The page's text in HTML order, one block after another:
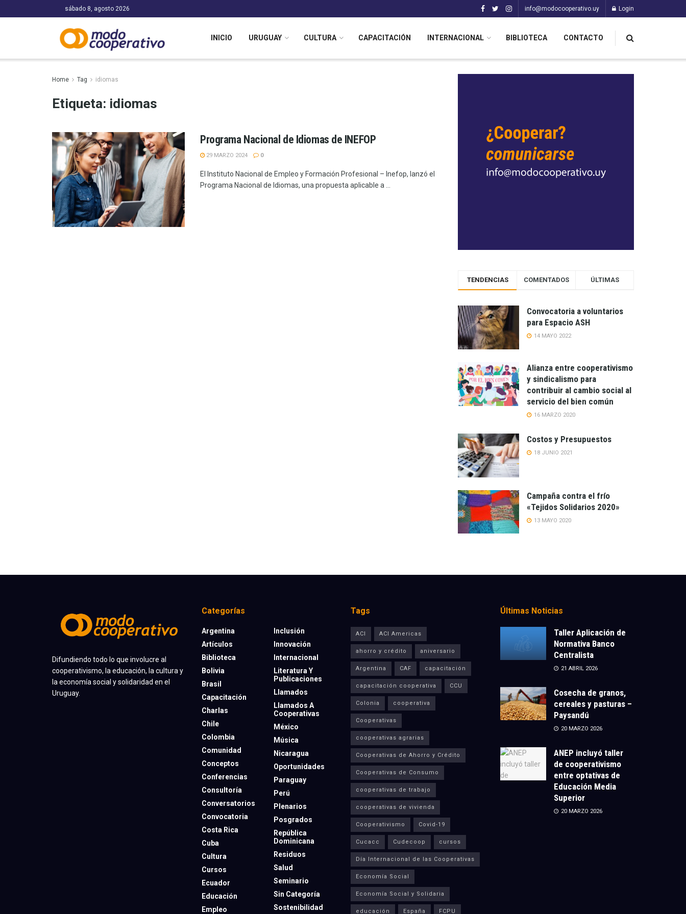
sábado 8, agosto 2026 info@modocooperativo.uy Login
INICIO URUGUAY CULTURA CAPACITACIÓN INTERNACIONAL BIBLIOTECA CONTACTO
Home Tag idiomas
Etiqueta: idiomas
Programa Nacional de Idiomas de INEFOP
29 MARZO 2024 0
El Instituto Nacional de Empleo y Formación Profesional – Inefop, lanzó el
Programa Nacional de Idiomas, una propuesta aplicable a ...
TENDENCIAS COMENTADOS ÚLTIMAS
Convocatoria a voluntarios
para Espacio ASH
14 MAYO 2022
Alianza entre cooperativismo
y sindicalismo para
contribuir al cambio social al
servicio del bien común
16 MARZO 2020
Costos y Presupuestos
18 JUNIO 2021
Campaña contra el frío
«Tejidos Solidarios 2020»
13 MAYO 2020
Difundiendo todo lo que involucre al
cooperativismo, la educación, la cultura y
la economía social y solidaridad en el
Uruguay.
Categorías
Argentina
Artículos
Biblioteca
Bolivia
Brasil
Capacitación
Charlas
Chile
Colombia
Comunidad
Conceptos
Conferencias
Consultoría
Conversatorios
Convocatoria
Costa Rica
Cuba
Cultura
Cursos
Ecuador
Educación
Empleo
Inclusión
Innovación
Internacional
Literatura Y
Publicaciones
Llamados
Llamados A
Cooperativas
México
Música
Nicaragua
Oportunidades
Paraguay
Perú
Plenarios
Posgrados
República
Dominicana
Residuos
Salud
Seminario
Sin Categoría
Sostenibilidad
Tags
ACI ACI Americas
ahorro y crédito aniversario
Argentina CAF capacitación
capacitación cooperativa CCU
Colonia cooperativa
Cooperativas
cooperativas agrarias
Cooperativas de Ahorro y Crédito
Cooperativas de Consumo
cooperativas de trabajo
cooperativas de vivienda
Cooperativismo Covid-19
Cucacc Cudecoop cursos
Día Internacional de las Cooperativas
Economía Social
Economía Social y Solidaria
educación España FCPU
Últimas Noticias
Taller Aplicación de
Normativa Banco
Centralista
21 ABRIL 2026
Cosecha de granos,
cereales y pasturas –
Paysandú
20 MARZO 2026
ANEP incluyó taller
de cooperativismo
entre optativas de
Educación Media
Superior
20 MARZO 2026